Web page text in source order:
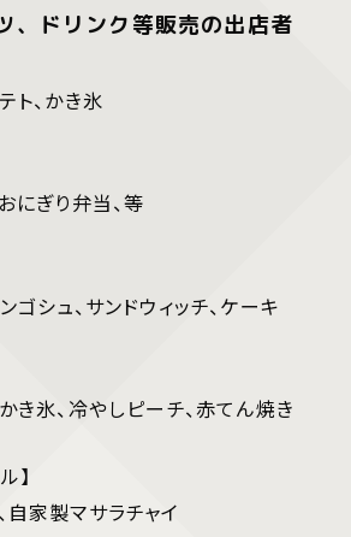
、ドリンク等販売の出店者
ト、かき氷
にぎり弁当、等
ゴシュ、サンドウィッチ、ケーキ
き氷、冷やしピーチ、赤てん焼き
】
家製マサラチャイ